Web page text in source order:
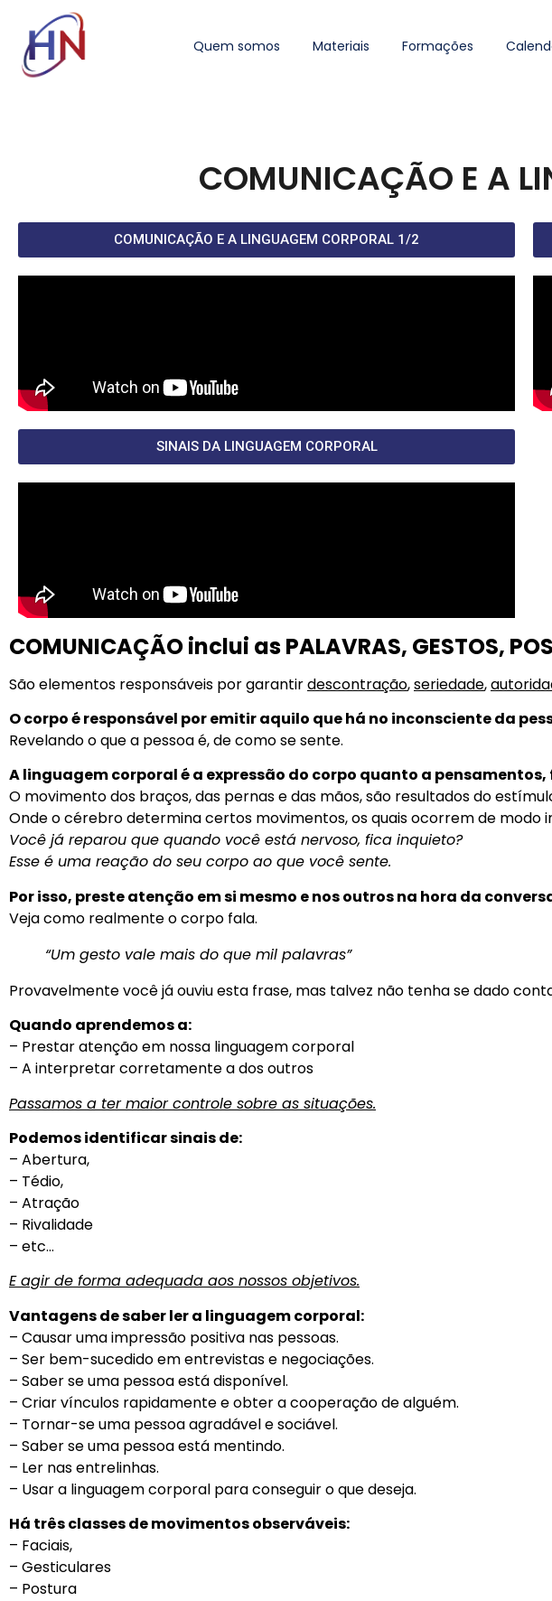
Quem somos Materiais Formações
COMUNICAÇÃO E A
COMUNICAÇÃO E A LINGUAGEM CORPORAL 1/2
SINAIS DA LINGUAGEM CORPORAL
COMUNICAÇÃO inclui as PALAVRAS, GESTOS,
São elementos responsáveis por garantirdescontração,seriedade,
O corpo é responsável por emitir aquilo que há no inconsciente da
Revelando o que a pessoa é, de como se sente.
A linguagem corporal é a expressão do corpo quanto a
O movimento dos braços, das pernas e das mãos, são resultados do
Onde o cérebro determina certos movimentos, os quais ocorrem de modo
Você já reparou que quando você está nervoso, fica inquieto?
Esse é uma reação do seu corpo ao que você sente.
Por isso, preste atenção em si mesmo e nos outros na hora da
Veja como realmente o corpo fala.
“Um gesto vale mais do que mil palavras”
Provavelmente você já ouviu esta frase, mas talvez não tenha se dado
Quando aprendemos a:
– Prestar atenção em nossa linguagem corporal
– A interpretar corretamente a dos outros
Passamos a ter maior controle sobre as situações.
Podemos identificar sinais de:
– Abertura,
– Tédio,
– Atração
– Rivalidade
– etc…
E agir de forma adequada aos nossos objetivos.
Vantagens de saber ler a linguagem corporal:
– Causar uma impressão positiva nas pessoas.
– Ser bem-sucedido em entrevistas e negociações.
– Saber se uma pessoa está disponível.
– Criar vínculos rapidamente e obter a cooperação de alguém.
– Tornar-se uma pessoa agradável e sociável.
– Saber se uma pessoa está mentindo.
– Ler nas entrelinhas.
– Usar a linguagem corporal para conseguir o que deseja.
Há três classes de movimentos observáveis:
– Faciais,
– Gesticulares
– Postura